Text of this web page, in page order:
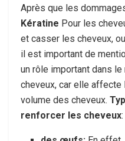
Après que les
Kératine Pour les
et casser les cheveux,
il est important de
un rôle important dans
cheveux, car elle
volume des cheveux.
renforcer les cheveux: